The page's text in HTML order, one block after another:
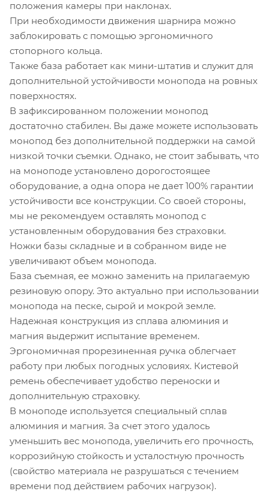
положения камеры при наклонах.
При необходимости движения шарнира можно
заблокировать с помощью эргономичного
стопорного кольца.
Также база работает как мини-штатив и служит для
дополнительной устойчивости монопода на ровных
поверхностях.
В зафиксированном положении монопод
достаточно стабилен. Вы даже можете использовать
монопод без дополнительной поддержки на самой
низкой точки съемки. Однако, не стоит забывать, что
на моноподе установлено дорогостоящее
оборудование, а одна опора не дает 100% гарантии
устойчивости все конструкции. Со своей стороны,
мы не рекомендуем оставлять монопод с
установленным оборудования без страховки.
Ножки базы складные и в собранном виде не
увеличивают объем монопода.
База съемная, ее можно заменить на прилагаемую
резиновую опору. Это актуально при использовании
монопода на песке, сырой и мокрой земле.
Надежная конструкция из сплава алюминия и
магния выдержит испытание временем.
Эргономичная прорезиненная ручка облегчает
работу при любых погодных условиях. Кистевой
ремень обеспечивает удобство переноски и
дополнительную страховку.
В моноподе используется специальный сплав
алюминия и магния. За счет этого удалось
уменьшить вес монопода, увеличить его прочность,
коррозийную стойкость и усталостную прочность
(свойство материала не разрушаться с течением
времени под действием рабочих нагрузок).